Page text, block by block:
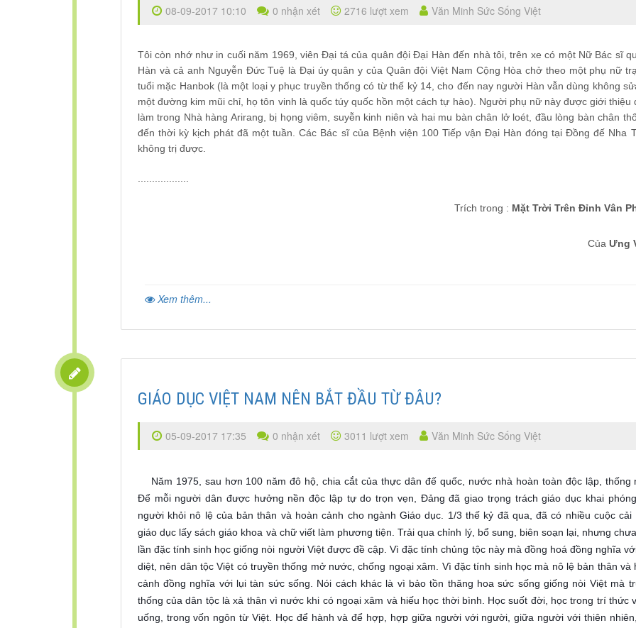
08-09-2017 10:10 0 nhận xét 2716 lượt xem Văn Minh Sức Sống Việt
Tôi còn nhớ như in cuối năm 1969, viên Đại tá của quân đội Đại Hàn đến nhà tôi, trên xe có một Nữ Bác sĩ
Hàn và cả anh Nguyễn Đức Tuệ là Đại úy quân y của Quân đội Việt Nam Cộng Hòa chở theo một phụ nữ
tuổi mặc Hanbok (là một loại y phục truyền thống có từ thế kỷ 14, cho đến nay người Hàn vẫn dùng không
một đường kim mũi chỉ, họ tôn vinh là quốc túy quốc hồn một cách tự hào). Người phụ nữ này được giới thiệu
làm trong Nhà hàng Arirang, bị họng viêm, suyễn kinh niên và hai mu bàn chân lở loét, đầu lòng bàn chân
đến thời kỳ kịch phát đã một tuần. Các Bác sĩ của Bệnh viện 100 Tiếp vận Đại Hàn đóng tại Đồng đế Nha
không trị được.
Trích trong : Mặt Trời Trên Đỉnh Vân
Của Ưng
Xem thêm...
GIÁO DỤC VIỆT NAM NÊN BẮT ĐẦU TỪ ĐÂU?
05-09-2017 17:35 0 nhận xét 3011 lượt xem Văn Minh Sức Sống Việt
Năm 1975, sau hơn 100 năm đô hộ, chia cắt của thực dân đế quốc, nước nhà hoàn toàn độc lập, thống
Để mỗi người dân được hưởng nền độc lập tự do trọn vẹn, Đảng đã giao trọng trách giáo dục khai
người khỏi nô lệ của bản thân và hoàn cảnh cho ngành Giáo dục. 1/3 thế kỷ đã qua, đã có nhiều cuộc cải
giáo dục lấy sách giáo khoa và chữ viết làm phương tiện. Trải qua chỉnh lý, bổ sung, biên soạn lại, nhưng
lần đặc tính sinh học giống nòi người Việt được đề cập. Vì đặc tính chủng tộc này mà đồng hoá đồng nghĩa
diệt, nên dân tộc Việt có truyền thống mở nước, chống ngoại xâm. Vì đặc tính sinh học mà nô lệ bản thân và
cảnh đồng nghĩa với lụi tàn sức sống. Nói cách khác là vì bảo tồn thăng hoa sức sống giống nòi Việt mà
thống của dân tộc là xả thân vì nước khi có ngoại xâm và hiếu học thời bình. Học suốt đời, học trong trí thức
uống, trong vốn ngôn từ Việt. Học để hành và để hợp, hợp giữa người với người, giữa người với thiên